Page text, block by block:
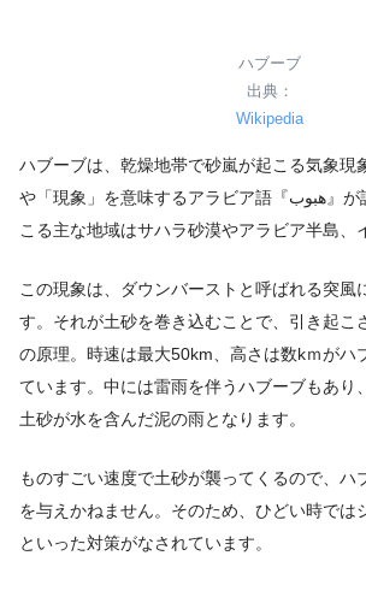
ハブーブ
出典：
Wikipedia
ハブーブは、乾燥地帯で砂嵐が起こる気象現
や「現象」を意味するアラビア語『هبوب』が語源。ハブーブが起
こる主な地域はサハラ砂漠やアラビア半島、
この現象は、ダウンバーストと呼ばれる突風
す。それが土砂を巻き込むことで、引き起こ
の原理。時速は最大50km、高さは数kｍがハ
ています。中には雷雨を伴うハブーブもあり
土砂が水を含んだ泥の雨となります。
ものすごい速度で土砂が襲ってくるので、ハ
を与えかねません。そのため、ひどい時では
といった対策がなされています。